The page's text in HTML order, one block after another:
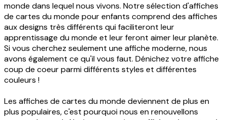
monde dans lequel nous vivons. Notre sélection d'affiches
de cartes du monde pour enfants comprend des affiches
aux designs très différents qui faciliteront leur
apprentissage du monde et leur feront aimer leur planète.
Si vous cherchez seulement une affiche moderne, nous
avons également ce qu'il vous faut. Dénichez votre affiche
coup de coeur parmi différents styles et différentes
couleurs !
Les affiches de cartes du monde deviennent de plus en
plus populaires, c'est pourquoi nous en renouvellons